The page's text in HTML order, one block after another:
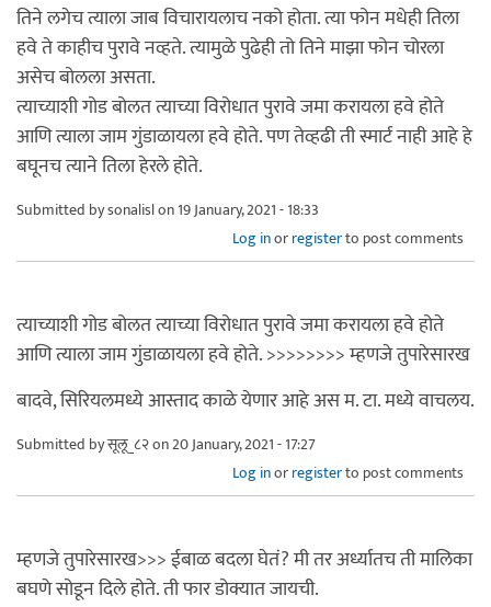
तिने लगेच त्याला जाब विचारायलाच नको होता. त्या फोन मधेही तिला
हवे ते काहीच पुरावे नव्हते. त्यामुळे पुढेही तो तिने माझा फोन चोरला
असेच बोलला असता.
त्याच्याशी गोड बोलत त्याच्या विरोधात पुरावे जमा करायला हवे होते
आणि त्याला जाम गुंडाळायला हवे होते. पण तेव्हढी ती स्मार्ट नाही आहे हे
बघूनच त्याने तिला हेरले होते.
Submitted bysonalislon 19 January, 2021 - 18:33
Log inorregisterto post comments
त्याच्याशी गोड बोलत त्याच्या विरोधात पुरावे जमा करायला हवे होते
आणि त्याला जाम गुंडाळायला हवे होते. >>>>>>>> म्हणजे तुपारेसारख
बादवे, सिरियलमध्ये आस्ताद काळे येणार आहे अस म. टा. मध्ये वाचलय.
Submitted byसूलू_८२on 20 January, 2021 - 17:27
Log inorregisterto post comments
म्हणजे तुपारेसारख>>> ईबाळ बदला घेतं? मी तर अर्ध्यातच ती मालिका
बघणे सोडून दिले होते. ती फार डोक्यात जायची.